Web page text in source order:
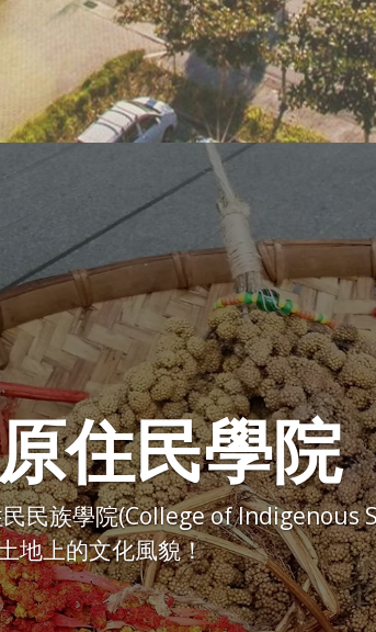
住民學院
民族學院(College of Indigenous
地上的文化風貌！